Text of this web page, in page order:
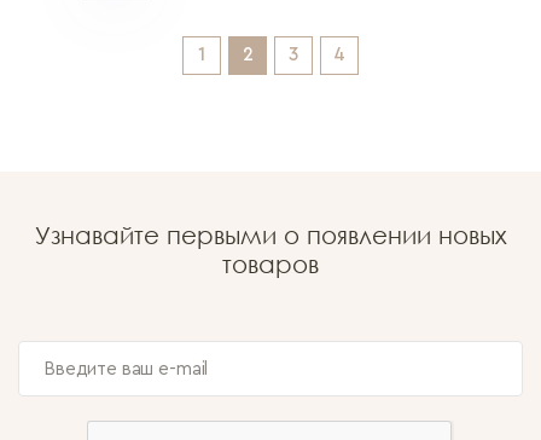
1 2 3 4
Узнавайте первыми о появлении новых
товаров